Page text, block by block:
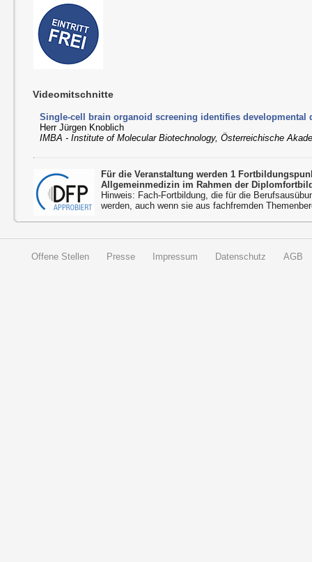
Videomitschnitte
Single-cell brain organoid screening identifies developmental
Herr Jürgen Knoblich
IMBA - Institute of Molecular Biotechnology, Österreichische
Für die Veranstaltung werden 1
Allgemeinmedizin im Rahmen der
Hinweis: Fach-Fortbildung, die für die
werden, auch wenn sie aus fachfremden
Offene Stellen Presse Impressum Datenschutz AGB